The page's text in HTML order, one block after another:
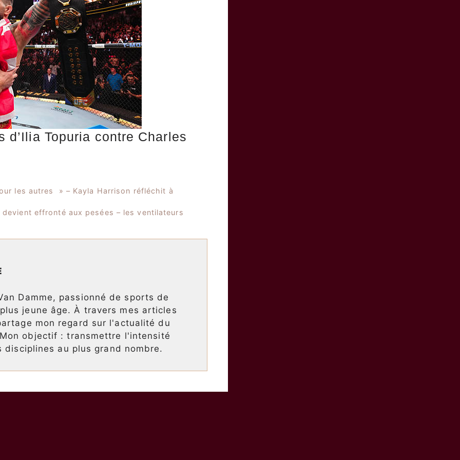
Topuria contre Charles
les autres » – Kayla Harrison réfléchit à
devient effronté aux pesées – les ventilateurs
Damme, passionné de sports de
jeune âge. À travers mes articles
mon regard sur l'actualité du
objectif : transmettre l'intensité
disciplines au plus grand nombre.